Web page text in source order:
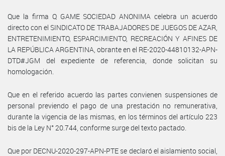
Que la firma Q GAME SOCIEDAD ANONIMA celebra un acuerdo
directo con el SINDICATO DE TRABAJADORES DE JUEGOS DE AZAR,
ENTRETENIMIENTO, ESPARCIMIENTO, RECREACIÓN Y AFINES DE
LA REPÚBLICA ARGENTINA, obrante en el RE-2020-44810132-APN-
DTD#JGM del expediente de referencia, donde solicitan su
homologación.
Que en el referido acuerdo las partes convienen suspensiones de
personal previendo el pago de una prestación no remunerativa,
durante la vigencia de las mismas, en los términos del artículo 223
bis de la Ley N° 20.744, conforme surge del texto pactado.
Que por DECNU-2020-297-APN-PTE se declaró el aislamiento social,